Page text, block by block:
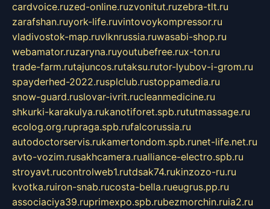
cardvoice.ruzed-online.ruzvonitut.ruzebra-tlt.ru
zarafshan.ruyork-life.ruvintovoykompressor.ru
vladivostok-map.ruvlknrussia.ruwasabi-shop.ru
webamator.ruzaryna.ruyoutubefree.rux-ton.ru
trade-farm.rutajuncos.rutaksu.rutor-lyubov-i-grom.ru
spayderhed-2022.rusplclub.rustoppamedia.ru
snow-guard.ruslovar-ivrit.rucleanmedicine.ru
shkurki-karakulya.rukanotiforet.spb.rututmassage.ru
ecolog.org.rupraga.spb.rufalcorussia.ru
autodoctorservis.rukamertondom.spb.runet-life.net.ru
avto-vozim.rusakhcamera.rualliance-electro.spb.ru
stroyavt.rucontrolweb1.rutdsak74.rukinzozo-ru.ru
kvotka.ruiron-snab.rucosta-bella.rueugrus.pp.ru
associaciya39.ruprimexpo.spb.rubezmorchin.ruia2.ru